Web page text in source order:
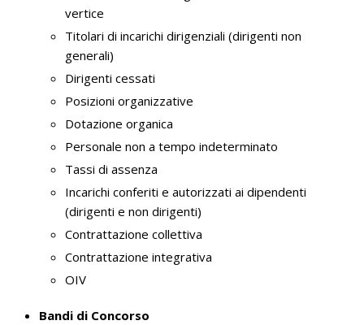
vertice
Titolari di incarichi dirigenziali (dirigenti non
generali)
Dirigenti cessati
Posizioni organizzative
Dotazione organica
Personale non a tempo indeterminato
Tassi di assenza
Incarichi conferiti e autorizzati ai dipendenti
(dirigenti e non dirigenti)
Contrattazione collettiva
Contrattazione integrativa
OIV
Bandi di Concorso